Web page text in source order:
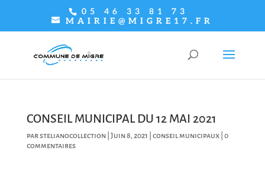
05 46 33 81 73
MAIRIE@MIGRE17.FR
CONSEIL MUNICIPAL DU 12 MAI 2021
parstelianocollection| Juin 8, 2021 conseil municipaux| 0
commentaires